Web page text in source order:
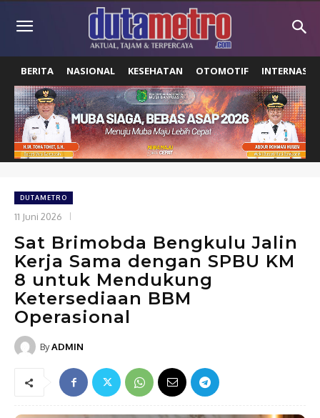
BERITA NASIONAL KESEHATAN OTOMOTIF
DUTAMETRO
11 Juni 2026
Sat Brimobda Bengkulu Jalin
Kerja Sama dengan SPBU KM
8 untuk Mendukung
Ketersediaan BBM
Operasional
ByADMIN